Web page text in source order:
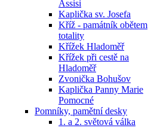
Assisi
Kaplička sv. Josefa
Kříž - památník obětem
totality
Křížek Hladoměř
Křížek při cestě na
Hladoměř
Zvonička Bohušov
Kaplička Panny Marie
Pomocné
Pomníky, pamětní desky
1. a 2. světová válka